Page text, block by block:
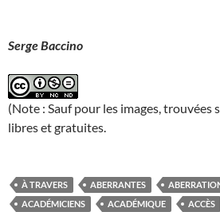
Serge Baccino
(Note : Sauf pour les images, trouvées
libres et gratuites.
À TRAVERS ABERRANTES
ACADÉMICIENS
ACADÉMIQUE ACCÈS